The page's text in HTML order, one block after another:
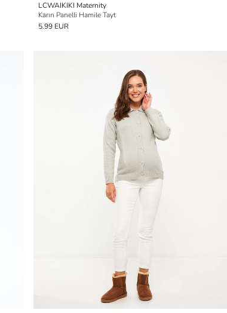
LCWAIKIKI Maternity
Karın Panelli Hamile Tayt
5.99 EUR